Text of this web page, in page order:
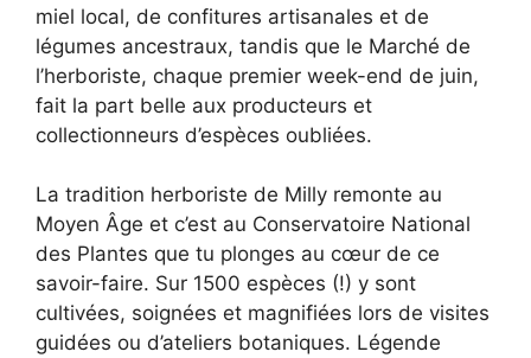
miel local, de confitures artisanales et de
légumes ancestraux, tandis que le Marché de
l’herboriste, chaque premier week-end de juin,
fait la part belle aux producteurs et
collectionneurs d’espèces oubliées.
La tradition herboriste de Milly remonte au
Moyen Âge et c’est au Conservatoire National
des Plantes que tu plonges au cœur de ce
savoir-faire. Sur 1500 espèces (!) y sont
cultivées, soignées et magnifiées lors de visites
guidées ou d’ateliers botaniques. Légende